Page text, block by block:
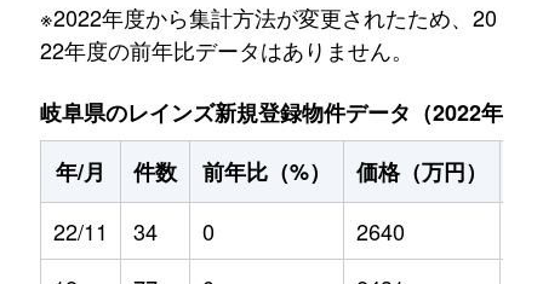
※2022年度から集計方法が変更されたため、20
22年度の前年比データはありません。
岐阜県のレインズ新規登録物件データ（2022年11
年/月
件数 前年比（%） 価格（万円）
22/11
34 0 2640